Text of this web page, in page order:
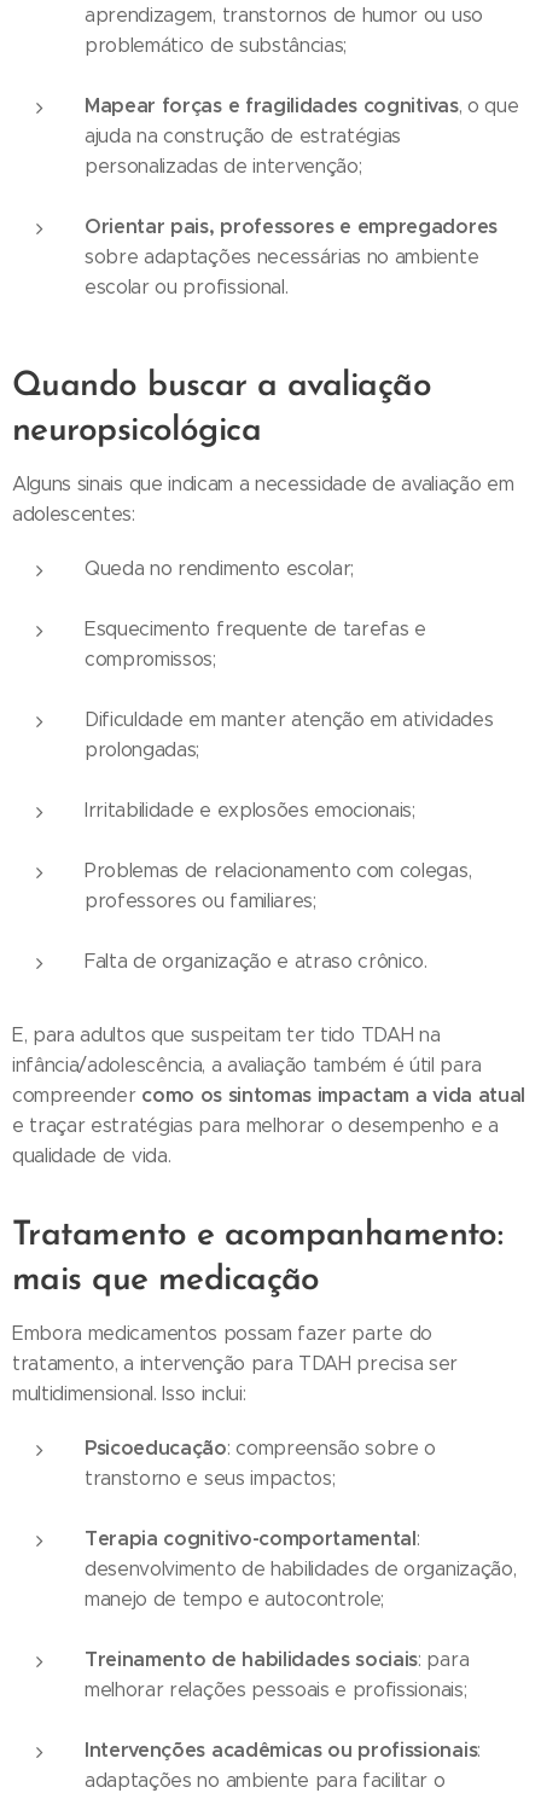
aprendizagem, transtornos de humor ou uso
problemático de substâncias;
Mapear forças e fragilidades cognitivas, o que
ajuda na construção de estratégias
personalizadas de intervenção;
Orientar pais, professores e empregadores
sobre adaptações necessárias no ambiente
escolar ou profissional.
Quando buscar a avaliação
neuropsicológica
Alguns sinais que indicam a necessidade de avaliação em
adolescentes:
Queda no rendimento escolar;
Esquecimento frequente de tarefas e
compromissos;
Dificuldade em manter atenção em atividades
prolongadas;
Irritabilidade e explosões emocionais;
Problemas de relacionamento com colegas,
professores ou familiares;
Falta de organização e atraso crônico.
E, para adultos que suspeitam ter tido TDAH na
infância/adolescência, a avaliação também é útil para
compreender como os sintomas impactam a vida atual
e traçar estratégias para melhorar o desempenho e a
qualidade de vida.
Tratamento e acompanhamento:
mais que medicação
Embora medicamentos possam fazer parte do
tratamento, a intervenção para TDAH precisa ser
multidimensional. Isso inclui:
Psicoeducação: compreensão sobre o
transtorno e seus impactos;
Terapia cognitivo-comportamental:
desenvolvimento de habilidades de organização,
manejo de tempo e autocontrole;
Treinamento de habilidades sociais: para
melhorar relações pessoais e profissionais;
Intervenções acadêmicas ou profissionais:
adaptações no ambiente para facilitar o